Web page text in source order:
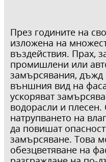
През годините на
изложена на
въздействия. Прах,
промишлени или
замърсявания,
външния вид на
ускоряват
водорасли и
натрупването на
да повишат
замърсяване. Това
обезцветяване на